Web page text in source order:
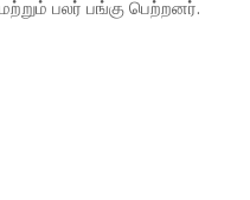
பலர் பங்கு பெற்றனர்.